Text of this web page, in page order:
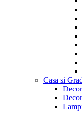
Casa si